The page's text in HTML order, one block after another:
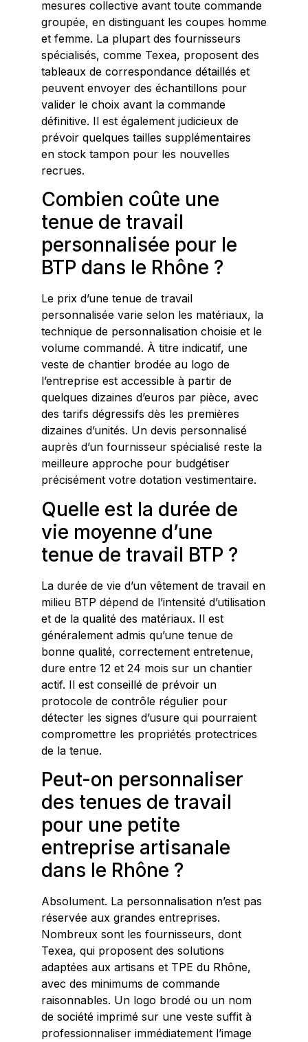
mesures collective avant toute commande
groupée, en distinguant les coupes homme
et femme. La plupart des fournisseurs
spécialisés, comme Texea, proposent des
tableaux de correspondance détaillés et
peuvent envoyer des échantillons pour
valider le choix avant la commande
définitive. Il est également judicieux de
prévoir quelques tailles supplémentaires
en stock tampon pour les nouvelles
recrues.
Combien coûte une
tenue de travail
personnalisée pour le
BTP dans le Rhône ?
Le prix d’une tenue de travail
personnalisée varie selon les matériaux, la
technique de personnalisation choisie et le
volume commandé. À titre indicatif, une
veste de chantier brodée au logo de
l’entreprise est accessible à partir de
quelques dizaines d’euros par pièce, avec
des tarifs dégressifs dès les premières
dizaines d’unités. Un devis personnalisé
auprès d’un fournisseur spécialisé reste la
meilleure approche pour budgétiser
précisément votre dotation vestimentaire.
Quelle est la durée de
vie moyenne d’une
tenue de travail BTP ?
La durée de vie d’un vêtement de travail en
milieu BTP dépend de l’intensité d’utilisation
et de la qualité des matériaux. Il est
généralement admis qu’une tenue de
bonne qualité, correctement entretenue,
dure entre 12 et 24 mois sur un chantier
actif. Il est conseillé de prévoir un
protocole de contrôle régulier pour
détecter les signes d’usure qui pourraient
compromettre les propriétés protectrices
de la tenue.
Peut-on personnaliser
des tenues de travail
pour une petite
entreprise artisanale
dans le Rhône ?
Absolument. La personnalisation n’est pas
réservée aux grandes entreprises.
Nombreux sont les fournisseurs, dont
Texea, qui proposent des solutions
adaptées aux artisans et TPE du Rhône,
avec des minimums de commande
raisonnables. Un logo brodé ou un nom
de société imprimé sur une veste suffit à
professionnaliser immédiatement l’image